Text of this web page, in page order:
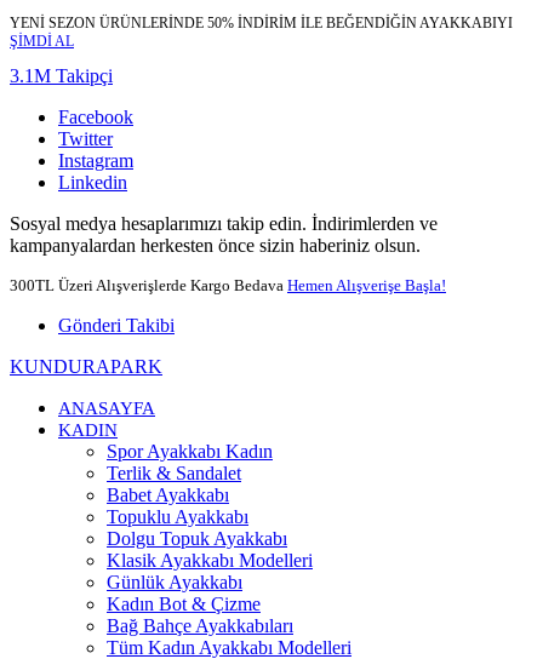
YENİ SEZON ÜRÜNLERİNDE 50% İNDİRİM İLE BEĞENDİĞİN AYAKKABIYI
ŞİMDİ AL
3.1M Takipçi
Facebook
Twitter
Instagram
Linkedin
Sosyal medya hesaplarımızı takip edin. İndirimlerden ve
kampanyalardan herkesten önce sizin haberiniz olsun.
300TL Üzeri Alışverişlerde Kargo Bedava Hemen Alışverişe Başla!
Gönderi Takibi
KUNDURAPARK
ANASAYFA
KADIN
Spor Ayakkabı Kadın
Terlik & Sandalet
Babet Ayakkabı
Topuklu Ayakkabı
Dolgu Topuk Ayakkabı
Klasik Ayakkabı Modelleri
Günlük Ayakkabı
Kadın Bot & Çizme
Bağ Bahçe Ayakkabıları
Tüm Kadın Ayakkabı Modelleri